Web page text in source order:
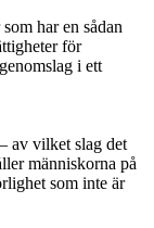
har en sådan
för
i ett
av vilket slag det
männ­iskorna på
som inte är